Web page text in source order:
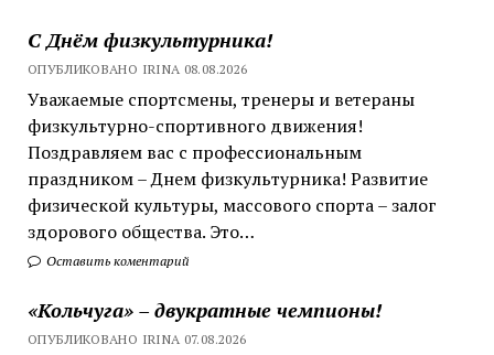
С Днём физкультурника!
ОПУБЛИКОВАНО IRINA 08.08.2026
Уважаемые спортсмены, тренеры и ветераны
физкультурно-спортивного движения!
Поздравляем вас с профессиональным
праздником – Днем физкультурника! Развитие
физической культуры, массового спорта – залог
здорового общества. Это…
Оставить коментарий
«Кольчуга» – двукратные чемпионы!
ОПУБЛИКОВАНО IRINA 07.08.2026